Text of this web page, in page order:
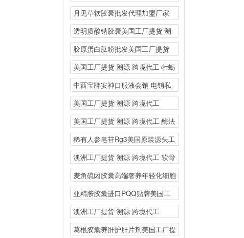
溯源 跨境代工
月见草软胶囊批发代理加盟厂家
源头厂家保健品OEM
透明质酸钠胶囊美国工厂提货 溯
源 跨境代工
胶原蛋白肽粉批发美国工厂提货
溯源 跨境代工
美国工厂提货 溯源 跨境代工 牡蛎
片人参三鞭美
中西宝牌安神口服液会销 电销私
域
美国工厂提货 溯源 跨境代工
NMN美国原装进
美国工厂提货 溯源 跨境代工 酶法
nmn烟酰胺
稀有人参皂苷Rg3美国原装源头工
厂营养膳食补充剂海
澳洲工厂提货 溯源 跨境代工 软骨
粉氨基葡
麦角硫因胶囊高端奢养年轻化细胞
线粒贴牌美国源头厂家
亚精胺胶囊进口PQQ贴牌美国工
厂提货 溯源 跨
澳洲工厂提货 溯源 跨境代工
BDNF脑源性神
葛根胶囊养肝护肝片剂美国工厂提